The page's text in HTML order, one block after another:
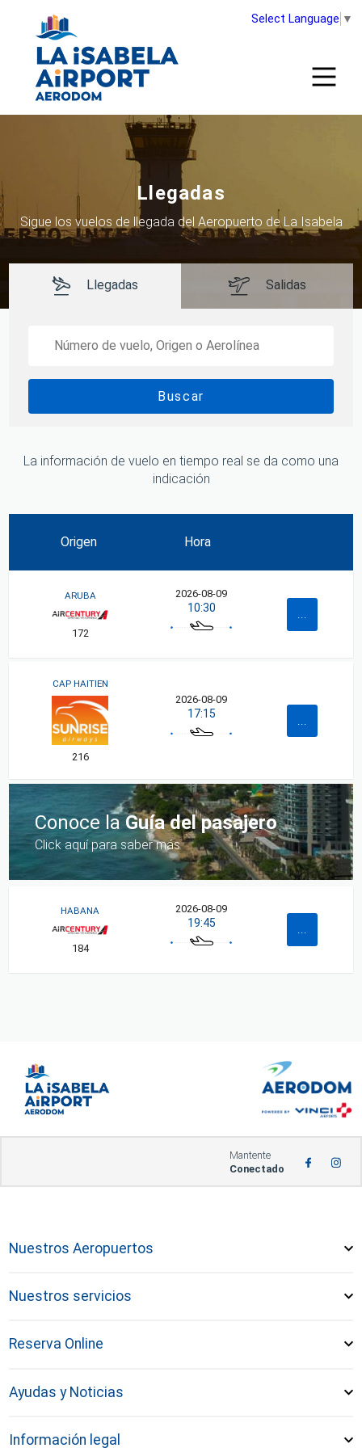
Select Language ▼
Llegadas
Sigue los vuelos de llegada del Aeropuerto de La Isabela
Llegadas Salidas
Buscar
La información de vuelo en tiempo real se da como una
indicación
Origen Hora
ARUBA
172
10:30
2026-08-09
CAP HAITIEN
216
17:15
2026-08-09
Conoce laGuía del pasajero
Click aquí para saber más
HABANA
184
19:45
2026-08-09
Mantente
Conectado
Nuestros Aeropuertos
Nuestros servicios
Reserva Online
Ayudas y Noticias
Información legal